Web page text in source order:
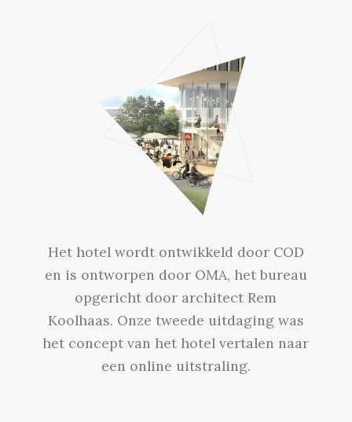
Het hotel wordt ontwikkeld door COD
en is ontworpen door OMA, het bureau
opgericht door architect Rem
Koolhaas. Onze tweede uitdaging was
het concept van het hotel vertalen naar
een online uitstraling.